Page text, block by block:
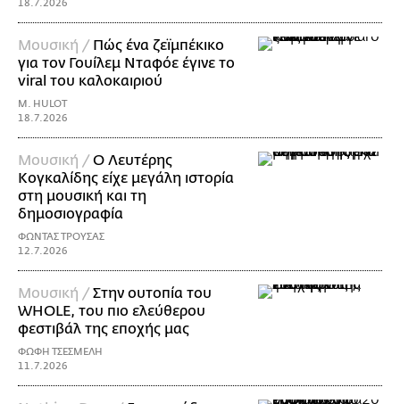
18.7.2026
Μουσική / Πώς ένα ζεϊμπέκικο
για τον Γουίλεμ Νταφόε έγινε το
viral του καλοκαιριού
M. HULOT
18.7.2026
Μουσική /Ο Λευτέρης
Κογκαλίδης είχε μεγάλη ιστορία
στη μουσική και τη
δημοσιογραφία
ΦΩΝΤΑΣ ΤΡΟΥΣΑΣ
12.7.2026
Μουσική /Στην ουτοπία του
WHOLE, του πιο ελεύθερου
φεστιβάλ της εποχής μας
ΦΩΦΗ ΤΣΕΣΜΕΛΗ
11.7.2026